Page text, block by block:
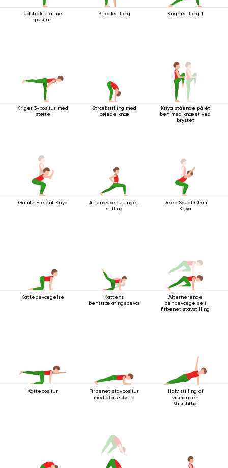
Udstrakte arme
positur
Strækstilling Krigerstilling 1
Kriger 3-positur med
støtte
Strækstilling med
bøjede knæ
Kriya stående på ét
ben med knæet ved
brystet
Gamle Elefant Kriya
Anjanas søns lunge-
stilling
Deep Squat Chair
Kriya
Kattebevægelse
Kattens
benstrækningsbevægelse
Alternerende
benbevægelse i
firbenet stavstilling
Kattepositur
Firbenet stavpositur
med albuestøtte
Halv stilling af
vismanden
Vasishtha